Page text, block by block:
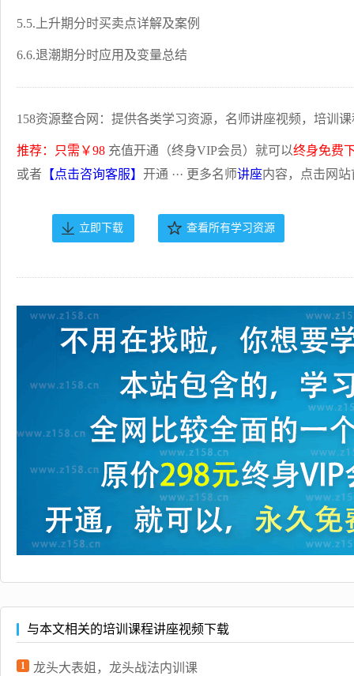
5.5.上升期分时买卖点详解及案例
6.6.退潮期分时应用及变量总结
158资源整合网：提供各类学习资源，名师讲座视频，培训
推荐：只需￥98 充值开通（终身VIP会员）就可以终身免费
或者 【点击咨询客服】 开通 ··· 更多名师讲座内容，点击网
立即下载 查看所有学习资源
与本文相关的培训课程讲座视频下载
1 龙头大表姐，龙头战法内训课